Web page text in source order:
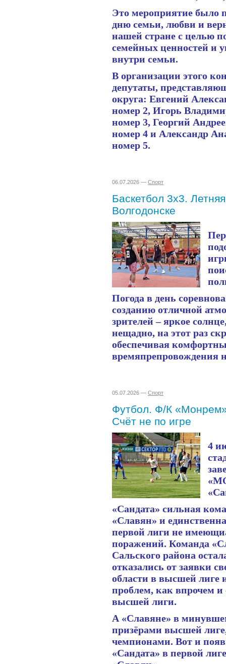
Это мероприятие было
дню семьи, любви и
нашей стране с целью
семейных ценностей и
внутри семьи.
В организации этого
депутаты,
округа: Евгений
номер 2, Игорь
номер 3, Георгий
номер 4 и Александр
номер 5.
06.07.2026 — Спорт
Баскетбол 3х3.
Волгодонске
Погода в день
созданию отличной
зрителей – яркое
нещадно, на этот раз
обеспечивая
времяпрепровождения
05.07.2026 — Спорт
Футбол. Ф/К
Счёт не по игре
4
«Сандата» сильная
«Славян» и
первой лиги не
поражений. Команда
Сальского района
отказались от заявки
области в высшей лиге
проблем, как впрочем
высшей лиги.
А «Славяне» в
призёрами высшей
чемпионами. Вот и
«Сандата» в первой